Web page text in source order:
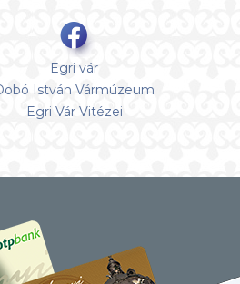
Egri vár
István Vármúzeum
Egri Vár Vitézei